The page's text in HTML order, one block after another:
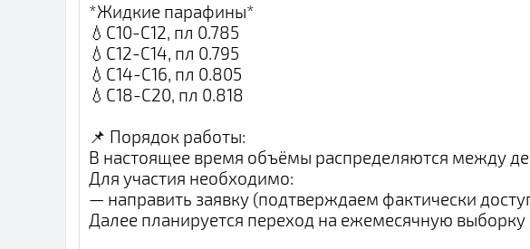
*Жидкие парафины*
💧С10-С12, пл 0.785
💧С12-С14, пл 0.795
💧С14-С16, пл 0.805
💧С18-С20, пл 0.818
📌 Порядок работы:
В настоящее время объёмы распределяются между
Для участия необходимо:
— направить заявку (подтверждаем фактически
Далее планируется переход на ежемесячную выборку